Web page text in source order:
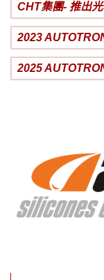
CHT集團- 推出
2023
2025